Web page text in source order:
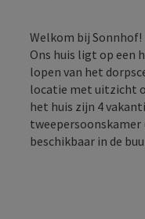
Welkom bij Sonnhof!
Ons huis ligt op een
lopen van het
locatie met uitzicht
het huis zijn 4
beschikbaar in de